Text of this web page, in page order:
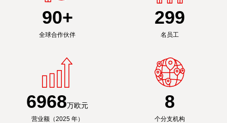
90+
全球合作伙伴
300
名员工
6991万欧元
营业额（2025 年）
8
个分支机构